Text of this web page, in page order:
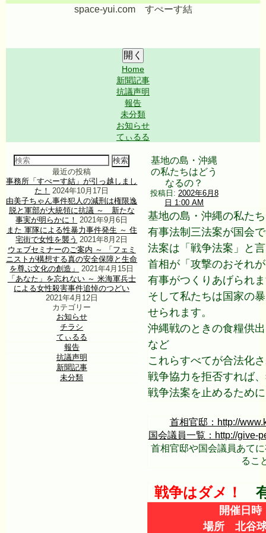
コ
ツ
へ
ス
キ
ッ
プ
space-yui.com すぺーす結
Shrunk
Expand
ョ
ン
開く
Home
新聞記事
抗議声明
報告
未分類
お知らせ
てぃるる
基地の島・沖縄
の私たちはどう
なるの？
投稿日: 2002年6月8
日 1:00 AM
基地の島・沖縄の私た
有事法制三法案が国会
法案は「戦争法案」と
首相が「攻撃のおそれ
有事がつくりあげられ
そして私たちは国家の
せられます。
沖縄戦のときの食糧供
など
これらすべてが合法化
戦争協力を拒否すれば
戦争法案を止めるため
首相官邸：http://
国会議員一覧：http://give-
首相官邸や国会議員あて
るこ
戦争はダメ！
開催日
場所 北谷球
検
索
対
象:
最近の投稿
事務所「すぺーす結」が引っ越しまし
た！
2024年10月17日
由美子ちゃん事件犯人の減刑は権限逸
脱と軍部が大統領に抗議 ～ 新たな
事実が明らかに！
2021年9月6日
また 軍隊による性暴力事件発生 ～ 住
宅街で女性を襲う 2021年8月2日
ウェブセミナーのご案内 ～ 「フェミ
ニストが構想する真の安全保障と生命
を尊ぶ文化の創造」
2021年4月15日
「あなた」を忘れない ～ 米海軍兵士
による女性殺害事件追悼のつどい
2021年4月12日
カテゴリー
お知らせ
チラシ
てぃるる
報告
抗議声明
新聞記事
未分類